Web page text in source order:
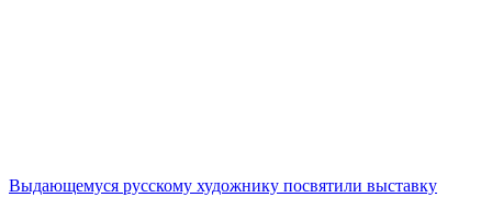
Выдающемуся русскому художнику посвятили выставку